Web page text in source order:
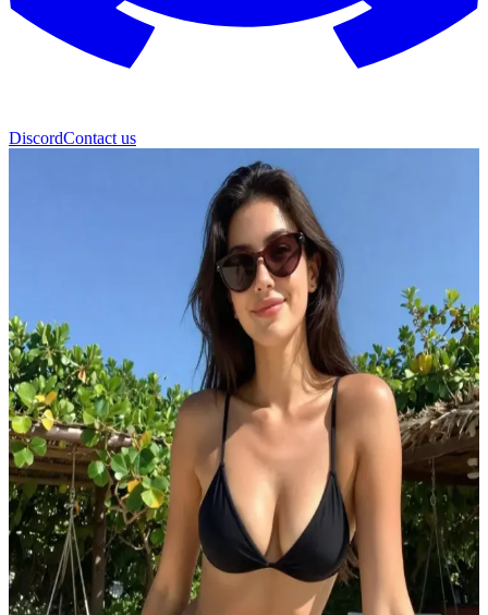
DiscordContact us
Angelina